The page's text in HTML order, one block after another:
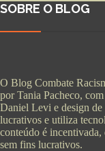
SOBRE O BLOG
O Blog Combate
por Tania Pacheco,
Daniel Levi e design
lucrativos e utiliza
conteúdo é incentivada,
sem fins lucrativos.